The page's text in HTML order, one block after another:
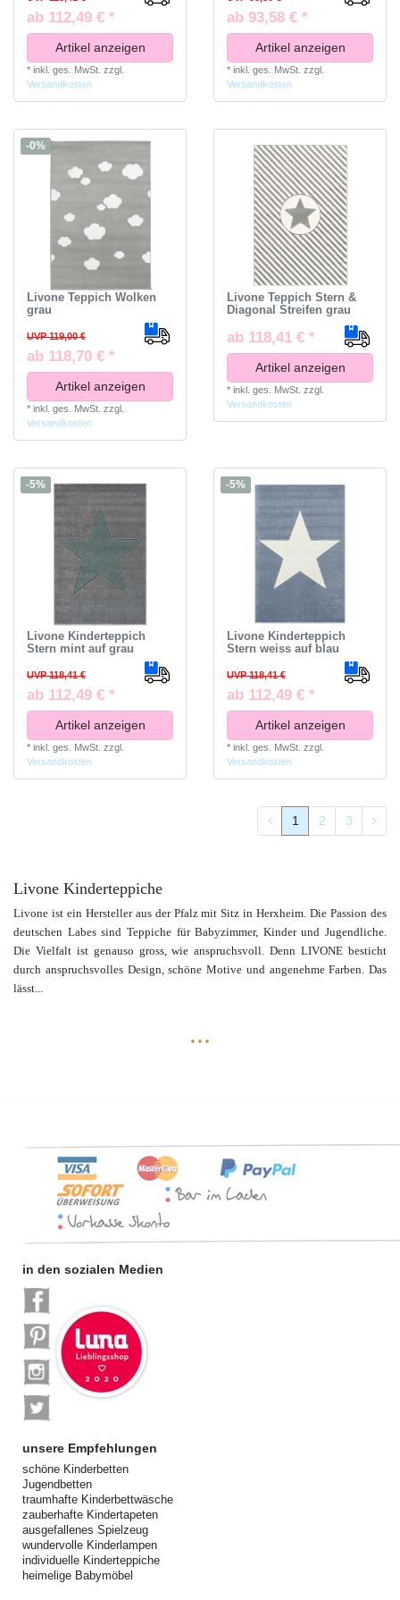
ab 112,49 € *
Artikel anzeigen
* inkl. ges. MwSt. zzgl.
Versandkosten
ab 93,58 € *
Artikel anzeigen
* inkl. ges. MwSt. zzgl.
Versandkosten
-0%
Livone Teppich Wolken
grau
UVP 119,00 €
ab 118,70 € *
Artikel anzeigen
* inkl. ges. MwSt. zzgl.
Versandkosten
Livone Teppich Stern &
Diagonal Streifen grau
ab 118,41 € *
Artikel anzeigen
* inkl. ges. MwSt. zzgl.
Versandkosten
-5%
Livone Kinderteppich
Stern mint auf grau
UVP 118,41 €
ab 112,49 € *
Artikel anzeigen
* inkl. ges. MwSt. zzgl.
Versandkosten
-5%
Livone Kinderteppich
Stern weiss auf blau
UVP 118,41 €
ab 112,49 € *
Artikel anzeigen
* inkl. ges. MwSt. zzgl.
Versandkosten
1 2 3
Livone Kinderteppiche
Livone ist ein Hersteller aus der Pfalz mit Sitz in Herxheim. Die Passion des
deutschen Labes sind Teppiche für Babyzimmer, Kinder und Jugendliche.
Die Vielfalt ist genauso gross, wie anspruchsvoll. Denn LIVONE besticht
durch anspruchsvolles Design, schöne Motive und angenehme Farben. Das
lässt...
...
in den sozialen Medien
unsere Empfehlungen
schöne Kinderbetten
Jugendbetten
traumhafte Kinderbettwäsche
zauberhafte Kindertapeten
ausgefallenes Spielzeug
wundervolle Kinderlampen
individuelle Kinderteppiche
heimelige Babymöbel